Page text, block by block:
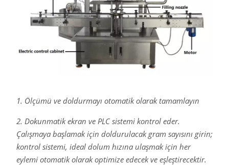
1. Ölçümü ve doldurmayı otomatik olarak tamamlayın
2. Dokunmatik ekran ve PLC sistemi kontrol eder.
Çalışmaya başlamak için doldurulacak gram sayısını girin;
kontrol sistemi, ideal dolum hızına ulaşmak için her
eylemi otomatik olarak optimize edecek ve eşleştirecektir.